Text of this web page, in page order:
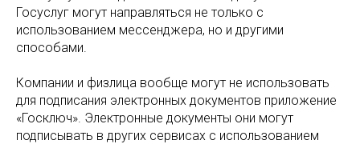
Госуслуг могут направляться не только с
использованием мессенджера, но и другими
способами.
Компании и физлица вообще могут не использовать
для подписания электронных документов приложение
«Госключ». Электронные документы они могут
подписывать в других сервисах с использованием